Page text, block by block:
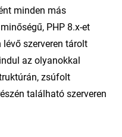
minden más
PHP 8.x-et
szerveren tárolt
az olyanokkal
zsúfolt
található szerveren